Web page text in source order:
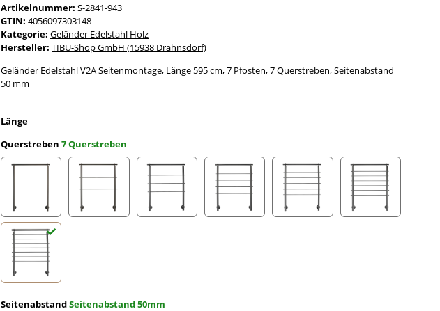
Artikelnummer: S-2841-943
GTIN: 4056097303148
Kategorie: Geländer Edelstahl Holz
Hersteller: TIBU-Shop GmbH (15938 Drahnsdorf)
Geländer Edelstahl V2A Seitenmontage, Länge 595 cm, 7 Pfosten, 7 Querstreben, Seitenabstand
50 mm
Länge
Querstreben 7 Querstreben
ohne Querstreben
SeitenabstandSeitenabstand 50mm